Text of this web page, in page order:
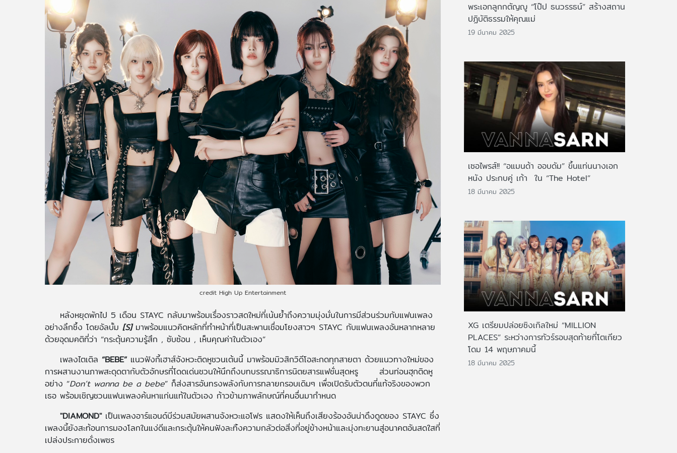
credit High Up Entertainment
หลังหยุดพักไป 5 เดือน STAYC กลับมาพร้อมเรื่องราวสดใหม่ที่เน้นย้ำถึงความมุ่งมั่นในการมีส่วนร่วมกับแฟนเพลง
อย่างลึกซึ้ง โดยอัลบั้ม [S]มาพร้อมแนวคิดหลักที่ทำหน้าที่เป็นสะพานเชื่อมโยงสาวๆ STAYC กับแฟนเพลงอันหลากหลาย
ด้วยอุดมคติที่ว่า “กระตุ้นความรู้สึก , ซับซ้อน , เห็นคุณค่าในตัวเอง”
เพลงไตเติล “BEBE”แนวฟังกี้เฮาส์จังหวะติดหูชวนเต้นนี้ มาพร้อมมิวสิกวิดีโอสะกดทุกสายตา ด้วยแนวทางใหม่ของ
การผสานงานภาพสะดุดตากับตัวอักษรที่โดดเด่นชวนให้นึกถึงบทบรรณาธิการนิตยสารแฟชั่นสุดหรู ส่วนท่อนฮุกติดหู
อย่าง “Don’t wanna be a bebe” ก็ส่งสารอันทรงพลังกับการทลายกรอบเดิมๆ เพื่อเปิดรับตัวตนที่แท้จริงของพวก
เธอ พร้อมเชิญชวนแฟนเพลงค้นหาแก่นแท้ในตัวเอง ก้าวข้ามภาพลักษณ์ที่คนอื่นมากำหนด
"DIAMOND"เป็นเพลงอาร์แอนด์บีร่วมสมัยผสานจังหวะแอโฟร แสดงให้เห็นถึงเสียงร้องอันน่าดึงดูดของ STAYC ซึ่ง
เพลงนี้ยังสะท้อนการมองโลกในแง่ดีและกระตุ้นให้คนฟังละทิ้งความกลัวต่อสิ่งที่อยู่ข้างหน้าและมุ่งทะยานสู่อนาคตอันสดใสที่
เปล่งประกายดั่งเพชร
พระเอกลูกกตัญญู “โป๊ป ธนวรรธน์” สร้างสถาน
ปฏิบัติธรรมให้คุณแม่
19 มีนาคม 2025
เซอไพรส์!! “อแมนด้า ออบดัม” ขึ้นแท่นนางเอก
หนัง ประกบคู่ เก้า ใน “The Hotel”
18 มีนาคม 2025
XG เตรียมปล่อยซิงเกิลใหม่ “MILLION
PLACES” ระหว่างการทัวร์รอบสุดท้ายที่โตเกียว
โดม 14 พฤษภาคมนี้
18 มีนาคม 2025